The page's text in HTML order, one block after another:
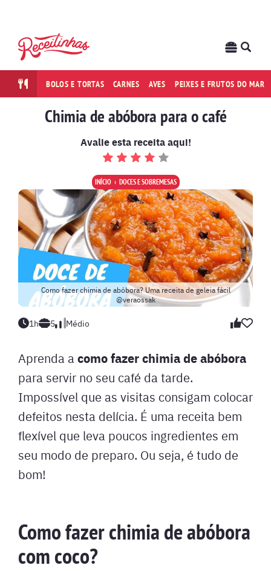
BOLOS E TORTAS CARNES AVES PEIXES E FRUTOS DO MAR
Chimia de abóbora para o café
Avalie esta receita aqui!
INÍCIO DOCES E SOBREMESAS
Como fazer chimia de abóbora? Uma receita de geleia fácil
@veraossak
1h 5 Médio
Aprenda a como fazer chimia de abóbora
para servir no seu café da tarde.
Impossível que as visitas consigam colocar
defeitos nesta delícia. É uma receita bem
flexível que leva poucos ingredientes em
seu modo de preparo. Ou seja, é tudo de
bom!
Como fazer chimia de abóbora
com coco?